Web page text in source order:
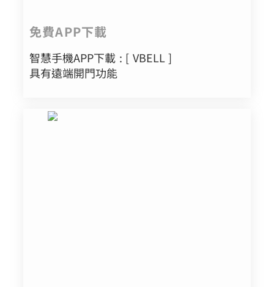
免費APP下載
智慧手機APP下載 : [ VBELL ]
具有遠端開門功能